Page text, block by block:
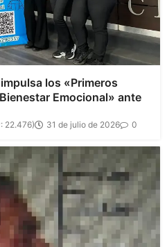
los «Primeros
Emocional» ante
22.476) 31 de julio de 2026 0